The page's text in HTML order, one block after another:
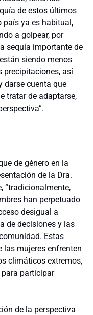
de estos últimos
país ya es habitual,
a golpear, por
sequía importante de
siendo menos
precipitaciones, así
darse cuenta que
tratar de adaptarse,
de género en la
de la Dra.
“tradicionalmente,
han perpetuado
desigual a
de decisiones y las
Estas
las mujeres enfrenten
climáticos extremos,
participar
de la perspectiva